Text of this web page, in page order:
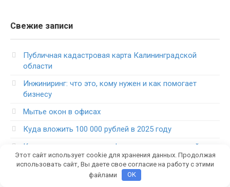
Свежие записи
Публичная кадастровая карта Калининградской
области
Инжиниринг: что это, кому нужен и как помогает
бизнесу
Мытье окон в офисах
Куда вложить 100 000 рублей в 2025 году
Корпоратив в аквапарке Фэнтези как идеальный
формат тимбилдинга и отдыха
Аквапарк с ребенком до трех лет советы для
Этот сайт использует cookie для хранения данных. Продолжая
использовать сайт, Вы даете свое согласие на работу с этими
файлами
OK